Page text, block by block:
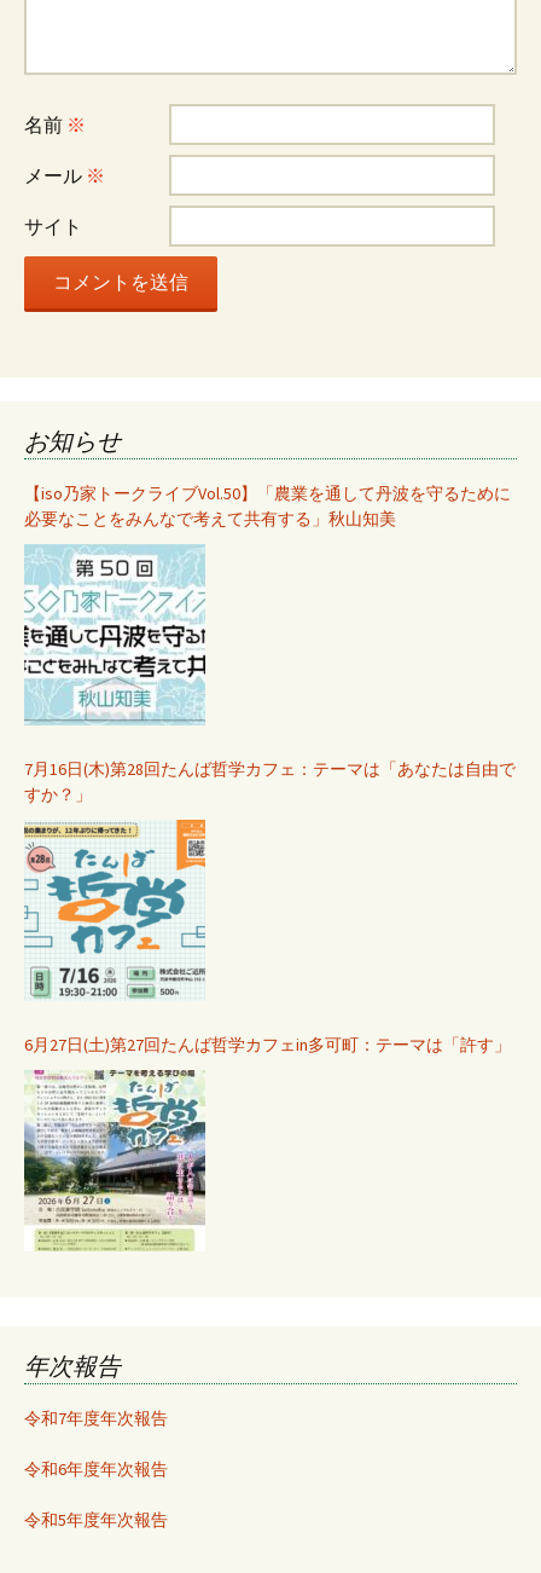
シ
ョ
ン
名前 ※
メール ※
サイト
お知らせ
【iso乃家トークライブVol.50】「農業を通して丹波を守るために
必要なことをみんなで考えて共有する」秋山知美
7月16日(木)第28回たんば哲学カフェ：テーマは「あなたは自由で
すか？」
6月27日(土)第27回たんば哲学カフェin多可町：テーマは「許す」
年次報告
令和7年度年次報告
令和6年度年次報告
令和5年度年次報告